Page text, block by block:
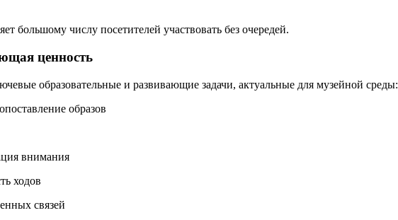
большому числу посетителей участвовать без очередей.
ценность
образовательные и развивающие задачи, актуальные для музейной среды:
образов
внимания
ходов
связей